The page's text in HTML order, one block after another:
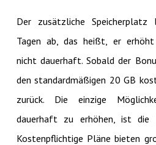
Der zusätzliche
Tagen ab, das heißt, er erhöht
nicht dauerhaft. Sobald der
den standardmäßigen 20 GB
zurück. Die einzige
dauerhaft zu erhöhen, ist die
Kostenpflichtige Pläne bieten